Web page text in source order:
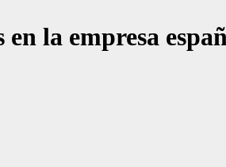
la empresa